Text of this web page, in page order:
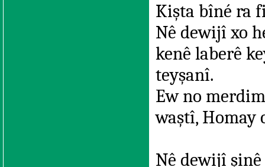
Kişta bîné ra
Nê dewijî xo
kenê laberê
teyşanî.
Ew no
waştî, Homay
Nê dewijî şinê